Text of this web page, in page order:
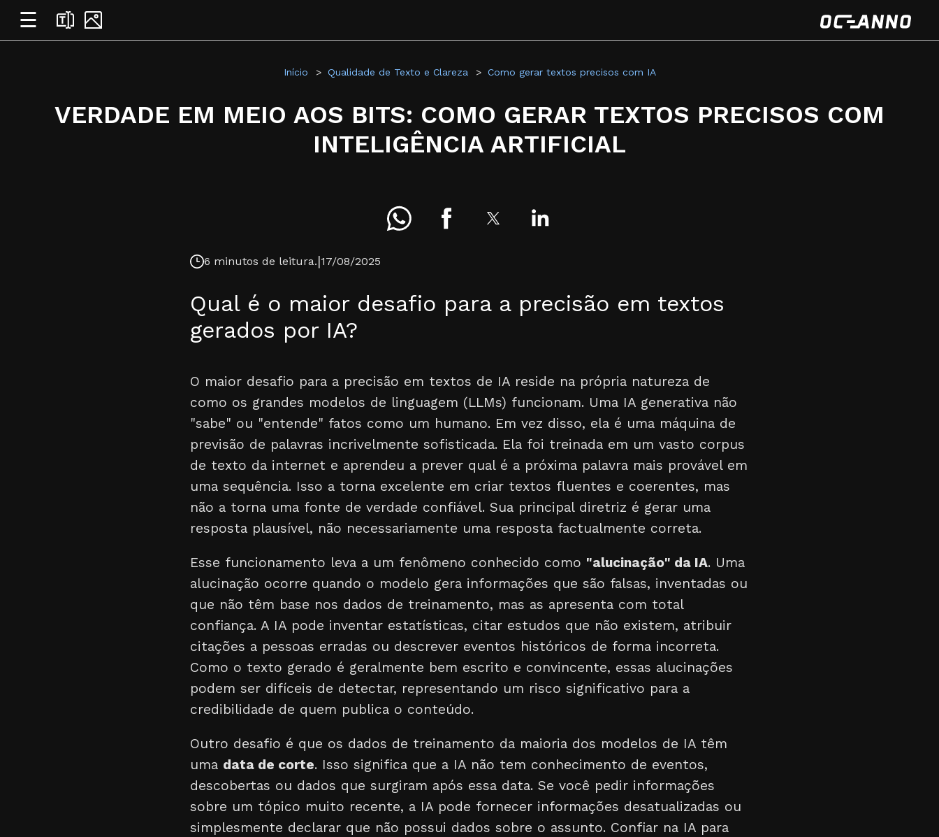
☰
Início Qualidade de Texto e Clareza Como gerar textos precisos com IA
VERDADE EM MEIO AOS BITS: COMO GERAR TEXTOS PRECISOS COM
INTELIGÊNCIA ARTIFICIAL
6 minutos de leitura.|17/08/2025
Qual é o maior desafio para a precisão em textos
gerados por IA?
O maior desafio para a precisão em textos de IA reside na própria natureza de
como os grandes modelos de linguagem (LLMs) funcionam. Uma IA generativa não
"sabe" ou "entende" fatos como um humano. Em vez disso, ela é uma máquina de
previsão de palavras incrivelmente sofisticada. Ela foi treinada em um vasto corpus
de texto da internet e aprendeu a prever qual é a próxima palavra mais provável em
uma sequência. Isso a torna excelente em criar textos fluentes e coerentes, mas
não a torna uma fonte de verdade confiável. Sua principal diretriz é gerar uma
resposta plausível, não necessariamente uma resposta factualmente correta.
Esse funcionamento leva a um fenômeno conhecido como "alucinação" da IA. Uma
alucinação ocorre quando o modelo gera informações que são falsas, inventadas ou
que não têm base nos dados de treinamento, mas as apresenta com total
confiança. A IA pode inventar estatísticas, citar estudos que não existem, atribuir
citações a pessoas erradas ou descrever eventos históricos de forma incorreta.
Como o texto gerado é geralmente bem escrito e convincente, essas alucinações
podem ser difíceis de detectar, representando um risco significativo para a
credibilidade de quem publica o conteúdo.
Outro desafio é que os dados de treinamento da maioria dos modelos de IA têm
uma data de corte. Isso significa que a IA não tem conhecimento de eventos,
descobertas ou dados que surgiram após essa data. Se você pedir informações
sobre um tópico muito recente, a IA pode fornecer informações desatualizadas ou
simplesmente declarar que não possui dados sobre o assunto. Confiar na IA para